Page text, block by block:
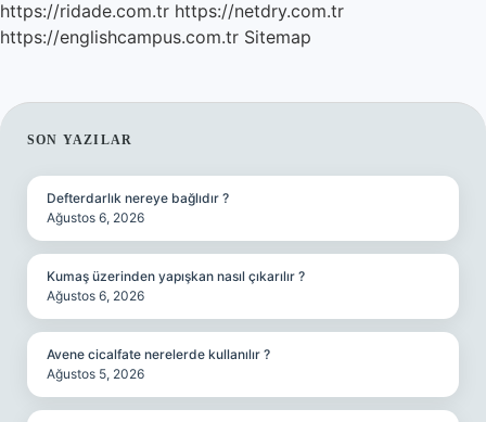
https://ridade.com.tr https://netdry.com.tr
https://englishcampus.com.tr Sitemap
SIDEBAR
SON YAZILAR
Defterdarlık nereye bağlıdır ?
Ağustos 6, 2026
Kumaş üzerinden yapışkan nasıl çıkarılır ?
Ağustos 6, 2026
Avene cicalfate nerelerde kullanılır ?
Ağustos 5, 2026